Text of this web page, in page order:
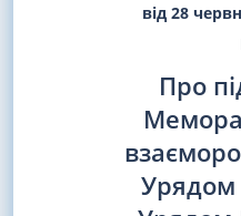
від 28
Про
Урядом